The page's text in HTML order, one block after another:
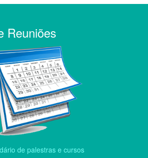
Reuniões
de palestras e cursos